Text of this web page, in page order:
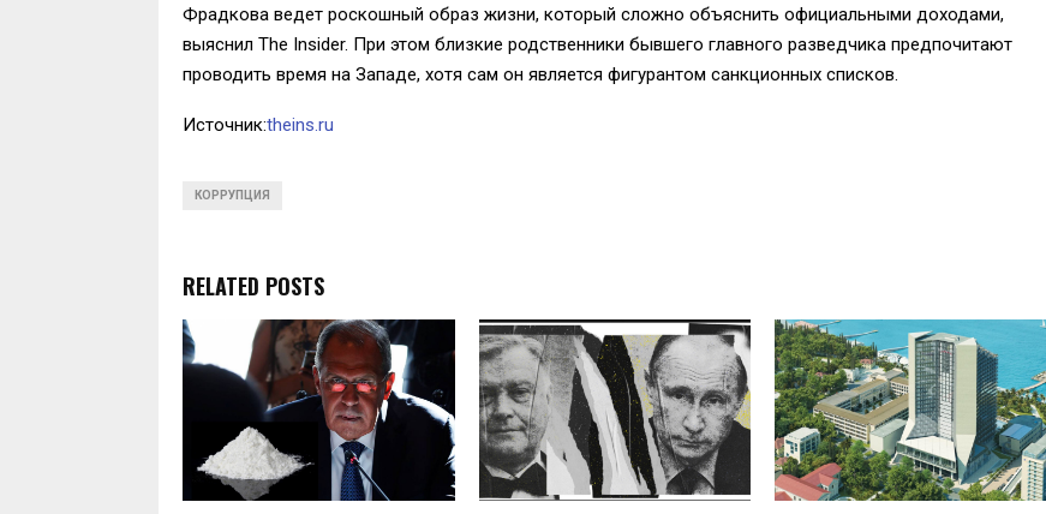
Фрадкова ведет роскошный образ жизни, который сложно объяснить официальными доходами,
выяснил The Insider. При этом близкие родственники бывшего главного разведчика предпочитают
проводить время на Западе, хотя сам он является фигурантом санкционных списков.
Источник:theins.ru
КОРРУПЦИЯ
RELATED POSTS